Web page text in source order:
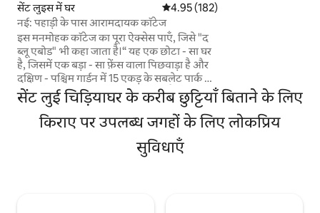
सेंट लुइस में घर औसत रेटिंग 5 में से 4.95, 182 समीक्षाएँ
4.95 (182)
नई: पहाड़ी के पास आरामदायक कॉटेज
इस मनमोहक कॉटेज का पूरा ऐक्सेस पाएँ, जिसे "द
ब्लू एबोड" भी कहा जाता है।“ यह एक छोटा - सा घर
है, जिसमें एक बड़ा - सा फ़ेंस वाला पिछवाड़ा है और
दक्षिण - पश्चिम गार्डन में 15 एकड़ के सबलेट पार्क के
किनारे 2 ऑफ़ - स्ट्रीट पार्किंग की जगहें हैं, जो द हिल
पर मौजूद रेस्तरां और दुकानों से पैदल दूरी पर हैं।
आधुनिक रेनोवेशन और स्टाइलिश फ़र्निशिंग के साथ
नए सिरे से अपडेट किया गया, यह आरामदायक
पालतू जीवों के अनुकूल घर ($ 100 पालतू जीवों के
लिए शुल्क) एक अकेले यात्री के लिए एकदम सही है
सेंट लुई चिड़ियाघर के करीब छुट्टियाँ बिताने के लिए
किराए पर उपलब्ध जगहों के लिए लोकप्रिय
सुविधाएँ